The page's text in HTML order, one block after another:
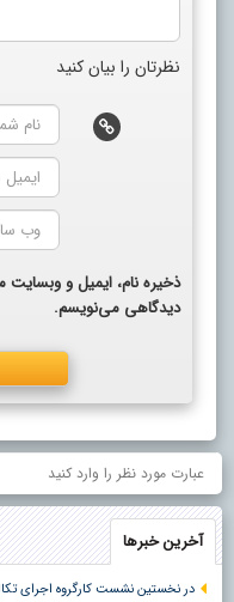
نظرتان را بیان کنید
ذخیره نام، ایمیل و وبسایت
دیدگاهی می‌نویسم.
آخرین خبرها
در نخستین نشست کارگروه اجرای